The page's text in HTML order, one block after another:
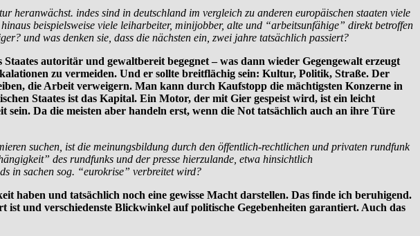
heranwächst. indes sind in deutschland im vergleich zu anderen europäischen staaten viele
beispielsweise viele leiharbeiter, minijobber, alte und “arbeitsunfähige” direkt betroffen
und was denken sie, dass die nächsten ein, zwei jahre tatsächlich passiert?
autoritär und gewaltbereit begegnet – was dann wieder Gegengewalt erzeugt
zu vermeiden. Und er sollte breitflächig sein: Kultur, Politik, Straße. Der
die Arbeit verweigern. Man kann durch Kaufstopp die mächtigsten Konzerne in
Staates ist das Kapital. Ein Motor, der mit Gier gespeist wird, ist ein leicht
Da die meisten aber handeln erst, wenn die Not tatsächlich auch an ihre Türe
suchen, ist die meinungsbildung durch den öffentlich-rechtlichen und privaten rundfunk
des rundfunks und der presse hierzulande, etwa hinsichtlich
in sachen sog. “eurokrise” verbreitet wird?
haben und tatsächlich noch eine gewisse Macht darstellen. Das finde ich beruhigend.
und verschiedenste Blickwinkel auf politische Gegebenheiten garantiert. Auch das